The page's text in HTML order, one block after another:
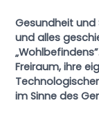
Gesundheit und
und alles
Freiraum, ihre
im Sinne des